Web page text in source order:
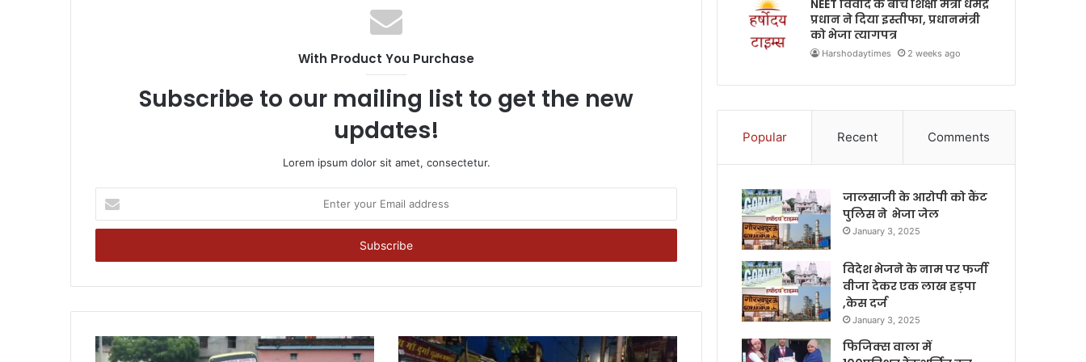
With Product You Purchase
Subscribe to our mailing list to get the new
updates!
Lorem ipsum dolor sit amet, consectetur.
your
Email
NEET विवाद के बीच शिक्षा मंत्री धर्मेंद्र
प्रधान ने दिया इस्तीफा, प्रधानमंत्री
को भेजा त्यागपत्र
Harshodaytimes 2 weeks ago
Popular Recent Comments
जालसाजी के आरोपी को कैंट
पुलिस ने भेजा जेल
January 3, 2025
विदेश भेजने के नाम पर फर्जी
वीजा देकर एक लाख हड़पा
,केस दर्ज
January 3, 2025
फिजिक्स वाला में